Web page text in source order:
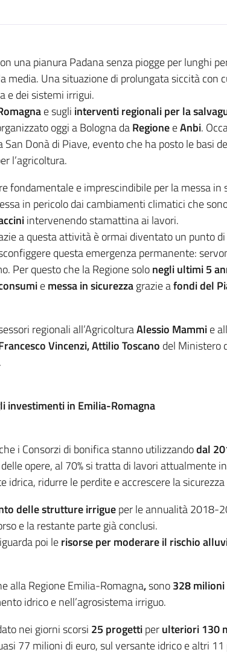
una pianura Padana senza piogge per lunghi
Una situazione di prolungata siccità con
e dei sistemi irrigui.
e sugli interventi regionali per la
oggi a Bologna daRegioneeAnbi.
San Donà di Piave, evento che ha posto le basi
l’agricoltura.
fondamentale e imprescindibile per la messa
in pericolo dai cambiamenti climatici che
intervenendo stamattina ai lavori.
a questa attività è ormai diventato un punto
questa emergenza permanente:
Per questo che la Regione solonegli ultimi 5
emessa in sicurezzagrazie afondi del
regionali all’AgricolturaAlessio Mammie
Vincenzi, Attilio Toscano del Ministero
investimenti in Emilia-Romagna
i Consorzi di bonifica stanno utilizzandodal
opere, al 70% si tratta di lavori attualmente
ridurre le perdite e accrescere la
delle strutture irrigueper le annualità 2018-
e la restante parte già conclusi.
poi lerisorse per moderare il rischio
alla Regione Emilia-Romagna,sono328
idrico e nell’agrosistema irriguo.
nei giorni scorsi 25 progettiperulteriori 130
77 milioni di euro, sul versante idrico e altri